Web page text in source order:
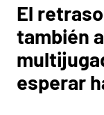
El
también
esperar